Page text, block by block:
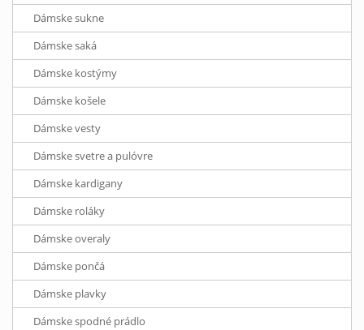
Dámske sukne
Dámske saká
Dámske kostýmy
Dámske košele
Dámske vesty
Dámske svetre a pulóvre
Dámske kardigany
Dámske roláky
Dámske overaly
Dámske pončá
Dámske plavky
Dámske spodné prádlo